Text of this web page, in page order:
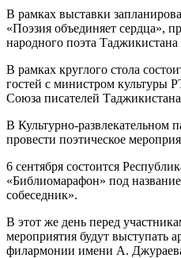
В рамках выставки
«Поэзия объединяет сердца»,
народного поэта
В рамках круглого стола
гостей с министром культуры
Союза писателей
В Культурно-развлекательном
провести поэтическое
6 сентября состоится
«Библиомарафон» под
собеседник».
В этот же день перед
мероприятия будут выступать
филармонии имени А.